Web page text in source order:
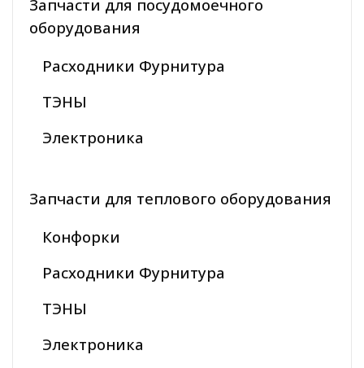
Запчасти для посудомоечного
оборудования
Расходники Фурнитура
ТЭНЫ
Электроника
Запчасти для теплового оборудования
Конфорки
Расходники Фурнитура
ТЭНЫ
Электроника